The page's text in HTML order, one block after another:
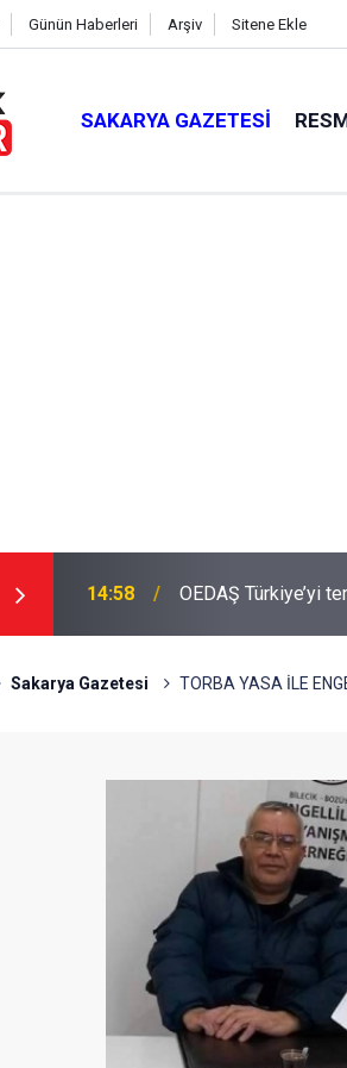
Günün Haberleri Arşiv Sitene Ekle
SAKARYA GAZETESI
13:49 Vatandaşlara
Sakarya Gazetesi TORBA YASA İLE